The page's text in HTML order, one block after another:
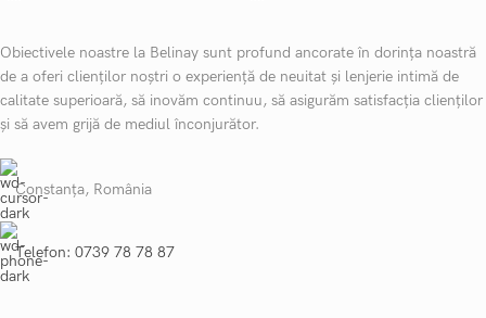
Obiectivele noastre la Belinay sunt profund ancorate în dorința noastră
de a oferi clienților noștri o experiență de neuitat și lenjerie intimă de
calitate superioară, să inovăm continuu, să asigurăm satisfacția clienților
și să avem grijă de mediul înconjurător.
Constanța, România
Telefon: 0739 78 78 87